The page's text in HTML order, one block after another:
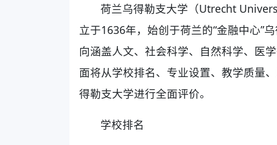
荷兰乌得勒支大学（Utrecht
立于1636年，始创于荷兰的“金融中心”
向涵盖人文、社会科学、自然科学、医
面将从学校排名、专业设置、教学质量
得勒支大学进行全面评价。
学校排名